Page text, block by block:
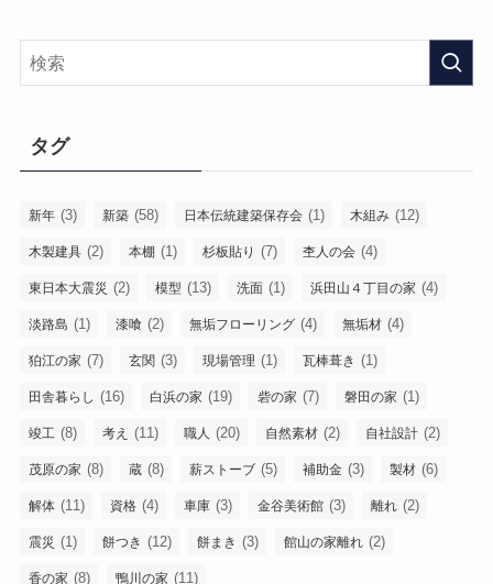
タグ
新年 (3) 新築 (58) 日本伝統建築保存会 (1) 木組み (12)
木製建具 (2) 本棚 (1) 杉板貼り (7) 杢人の会 (4)
東日本大震災 (2) 模型 (13) 洗面 (1) 浜田山４丁目の家 (4)
淡路島 (1) 漆喰 (2) 無垢フローリング (4) 無垢材 (4)
狛江の家 (7) 玄関 (3) 現場管理 (1) 瓦棒葺き (1)
田舎暮らし (16) 白浜の家 (19) 砦の家 (7) 磐田の家 (1)
竣工 (8) 考え (11) 職人 (20) 自然素材 (2) 自社設計 (2)
茂原の家 (8) 蔵 (8) 薪ストーブ (5) 補助金 (3) 製材 (6)
解体 (11) 資格 (4) 車庫 (3) 金谷美術館 (3) 離れ (2)
震災 (1) 餅つき (12) 餅まき (3) 館山の家離れ (2)
香の家 (8) 鴨川の家 (11)